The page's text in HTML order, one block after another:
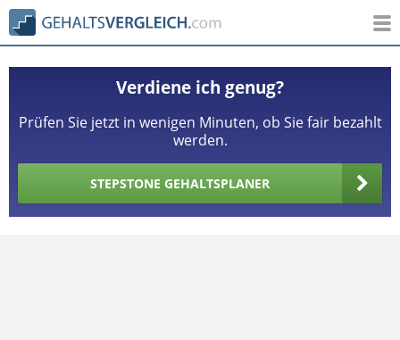
Verdiene ich genug?
Prüfen Sie jetzt in wenigen Minuten, ob Sie fair bezahlt
werden.
STEPSTONE GEHALTSPLANER